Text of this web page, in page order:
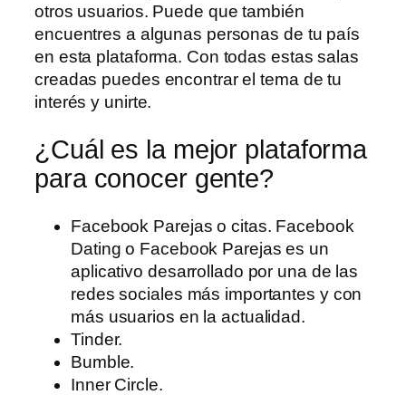
otros usuarios. Puede que también
encuentres a algunas personas de tu país
en esta plataforma. Con todas estas salas
creadas puedes encontrar el tema de tu
interés y unirte.
¿Cuál es la mejor plataforma
para conocer gente?
Facebook Parejas o citas. Facebook
Dating o Facebook Parejas es un
aplicativo desarrollado por una de las
redes sociales más importantes y con
más usuarios en la actualidad.
Tinder.
Bumble.
Inner Circle.